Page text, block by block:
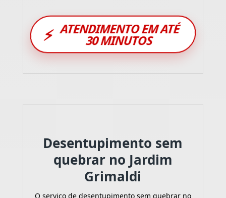
⚡ ATENDIMENTO EM ATÉ
30 MINUTOS
Desentupimento sem
quebrar no Jardim
Grimaldi
O serviço de desentupimento sem quebrar no